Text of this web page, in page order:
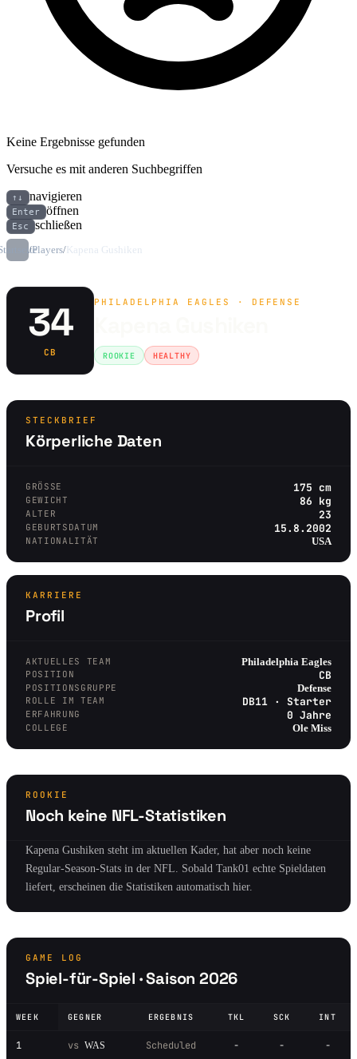
Keine Ergebnisse gefunden
Versuche es mit anderen Suchbegriffen
↑↓ navigieren
Enter öffnen
Esc schließen
/Players/Kapena Gushiken
34
CB
PHILADELPHIA EAGLES · DEFENSE
ROOKIE HEALTHY
STECKBRIEF
Körperliche Daten
GRÖSSE 175 cm
GEWICHT 86 kg
ALTER 23
GEBURTSDATUM 15.8.2002
NATIONALITÄT USA
KARRIERE
Profil
AKTUELLES TEAM Philadelphia Eagles
POSITION CB
POSITIONSGRUPPE Defense
ROLLE IM TEAM DB11 · Starter
ERFAHRUNG 0 Jahre
COLLEGE Ole Miss
ROOKIE
Noch keine NFL-Statistiken
Kapena Gushiken steht im aktuellen Kader, hat aber noch keine
Regular-Season-Stats in der NFL. Sobald Tank01 echte Spieldaten
liefert, erscheinen die Statistiken automatisch hier.
GAME LOG
Spiel-für-Spiel · Saison 2026
WEEK GEGNER ERGEBNIS TKL SCK INT
1 vs WAS Scheduled - - -